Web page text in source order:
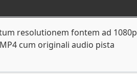
resolutionem fontem ad 1080p
cum originali audio pista